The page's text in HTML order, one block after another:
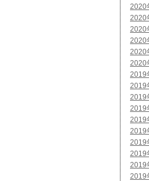
2020
2020
2020
2020
2020
2020
2019
2019
2019
2019
2019
2019
2019
2019
2019
2019